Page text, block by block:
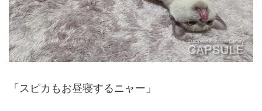
「スピカもお昼寝するニャー」